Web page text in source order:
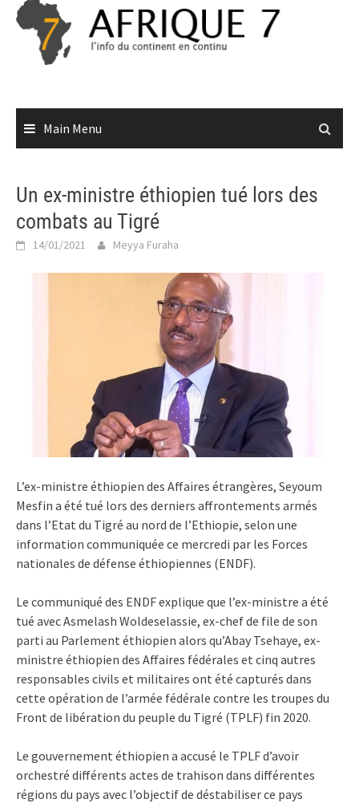
Skip
content
Main Menu
Un ex-ministre éthiopien tué lors des
combats au Tigré
14/01/2021 Meyya Furaha
L’ex-ministre éthiopien des Affaires étrangères, Seyoum
Mesfin a été tué lors des derniers affrontements armés
dans l’Etat du Tigré au nord de l’Ethiopie, selon une
information communiquée ce mercredi par les Forces
nationales de défense éthiopiennes (ENDF).
Le communiqué des ENDF explique que l’ex-ministre a été
tué avec Asmelash Woldeselassie, ex-chef de file de son
parti au Parlement éthiopien alors qu’Abay Tsehaye, ex-
ministre éthiopien des Affaires fédérales et cinq autres
responsables civils et militaires ont été capturés dans
cette opération de l’armée fédérale contre les troupes du
Front de libération du peuple du Tigré (TPLF) fin 2020.
Le gouvernement éthiopien a accusé le TPLF d’avoir
orchestré différents actes de trahison dans différentes
régions du pays avec l’objectif de déstabiliser ce pays